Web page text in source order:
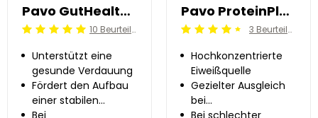
Pavo GutHealth 7.5 kg
Beoordeling: 5/5 10 Beurteilung
Unterstützt eine
gesunde Verdauung
Fördert den Aufbau
einer stabilen
Bakterienpopulation
Bei
Pavo ProteinPlus 7 kg
Beoordeling: 4.5/5 3 Beurteilung
Hochkonzentrierte
Eiweißquelle
Gezielter Ausgleich
bei
fütterungsbedingtem
Bei schlechter